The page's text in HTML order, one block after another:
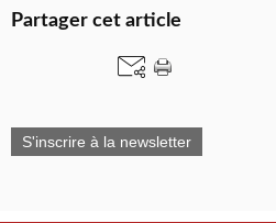
Partager cet article
S'inscrire à la newsletter